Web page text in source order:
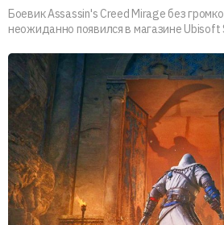
Боевик Assassin's Creed Mirage без
неожиданно появился в магазине Ubisoft